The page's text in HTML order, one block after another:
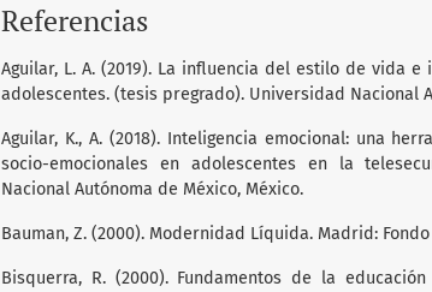
Referencias
Aguilar, L. A. (2019). La influencia del estilo de vida
adolescentes. (tesis pregrado). Universidad Nacional
Aguilar, K., A. (2018). Inteligencia emocional: una
socio-emocionales en adolescentes en la
Nacional Autónoma de México, México.
Bauman, Z. (2000). Modernidad Líquida. Madrid:
Bisquerra, R. (2000). Fundamentos de la